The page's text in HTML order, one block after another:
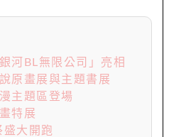
河BL無限公司」亮相
原畫展與主題書展
主題區登場
特展
大開跑